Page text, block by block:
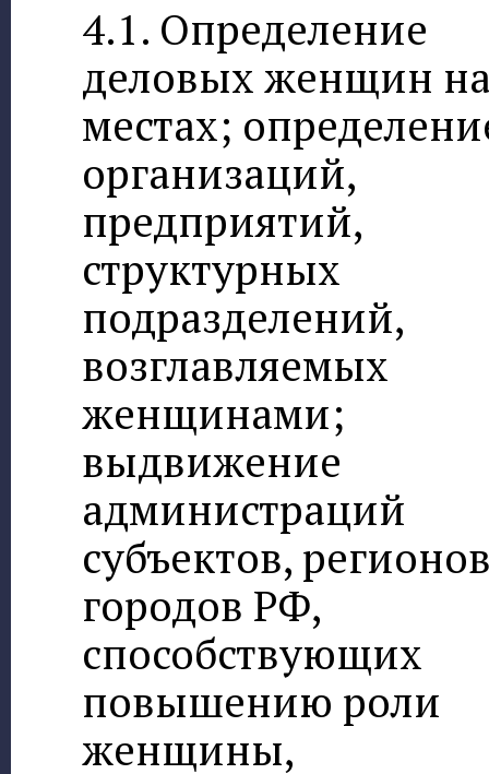
4.1. Определение
деловых женщин
местах;
организаций,
предприятий,
структурных
подразделений,
возглавляемых
женщинами;
выдвижение
администраций
субъектов,
городов РФ,
способствующих
повышению роли
женщины,